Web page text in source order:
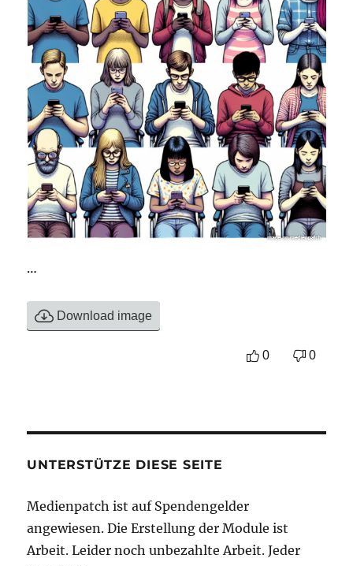
…
Download image
0 0
UNTERSTÜTZE DIESE SEITE
Medienpatch ist auf Spendengelder
angewiesen. Die Erstellung der Module ist
Arbeit. Leider noch unbezahlte Arbeit. Jeder